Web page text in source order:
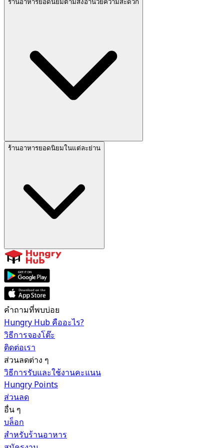
ร้านอาหารยอดนิยมตามสิ่งอำนวยความสะดวก
ร้านอาหารยอดนิยมในแต่ละย่าน
คำถามที่พบบ่อย
Hungry Hub คืออะไร?
วิธีการจองโต๊ะ
ติดต่อเรา
ส่วนลดต่าง ๆ
วิธีการรับและใช้งานคะแนน
Hungry Points
ส่วนลด
อื่น ๆ
บล็อก
สำหรับร้านอาหาร